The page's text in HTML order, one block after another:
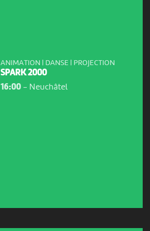
ANIMATION | DANSE | PROJECTION
SPARK 2000
16:00- Neuchâtel